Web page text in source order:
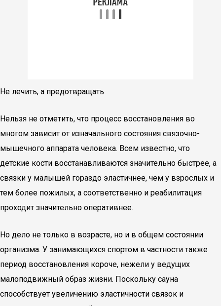
Не лечить, а предотвращать
Нельзя не отметить, что процесс восстановления во
многом зависит от изначального состояния связочно-
мышечного аппарата человека. Всем известно, что
детские кости восстанавливаются значительно быстрее, а
связки у малышей гораздо эластичнее, чем у взрослых и
тем более пожилых, а соответственно и реабилитация
проходит значительно оперативнее.
Но дело не только в возрасте, но и в общем состоянии
организма. У занимающихся спортом в частности также
период восстановления короче, нежели у ведущих
малоподвижный образ жизни. Поскольку сауна
способствует увеличению эластичности связок и